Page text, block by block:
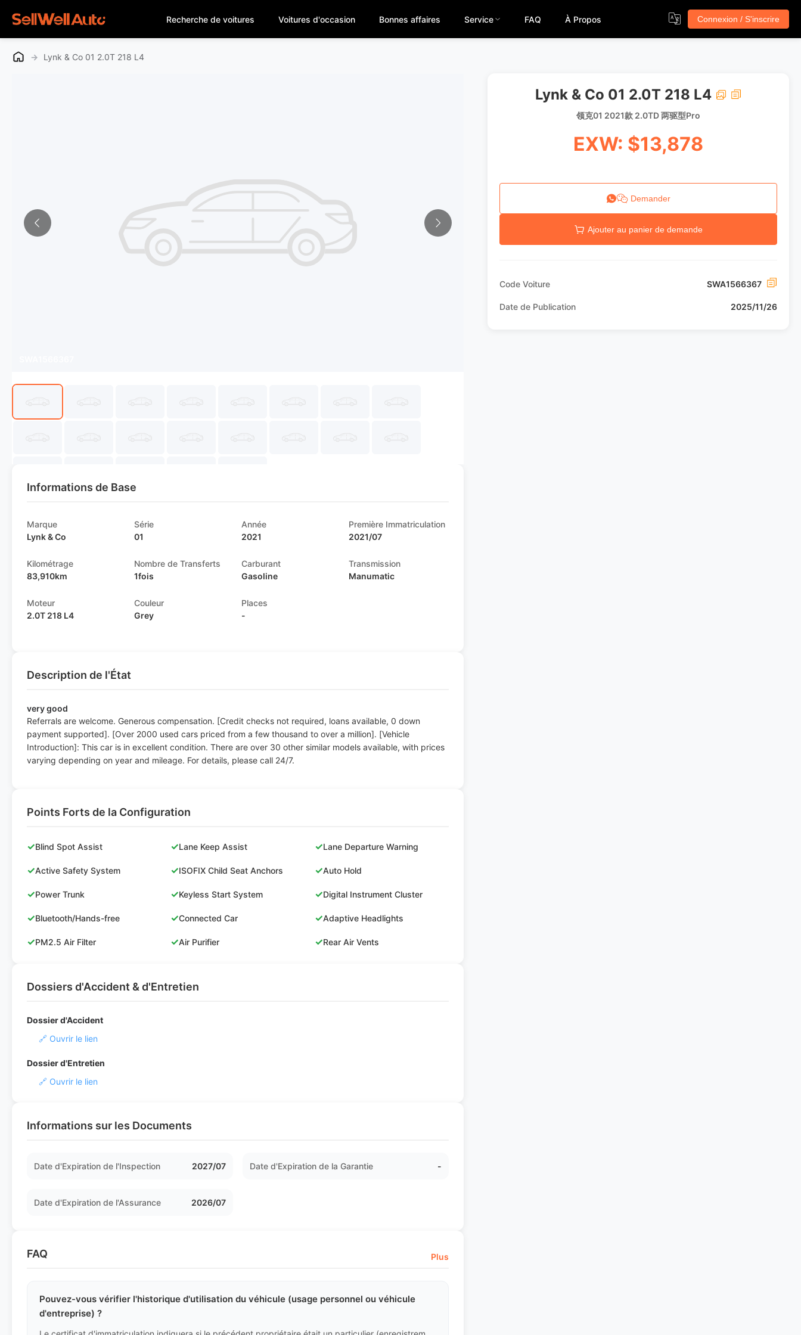
Recherche de voitures Voitures d'occasion Bonnes affaires Service FAQ À Propos Connexion / S'inscrire
→ Lynk & Co 01 2.0T 218 L4
Informations de Base
Marque
Lynk & Co
Série
01
Année
2021
Première Immatriculation
2021/07
Kilométrage
83,910km
Nombre de Transferts
1fois
Carburant
Gasoline
Transmission
Manumatic
Moteur
2.0T 218 L4
Couleur
Grey
Places
-
Description de l'État
very good
Referrals are welcome. Generous compensation. [Credit checks not required, loans available, 0 down
payment supported]. [Over 2000 used cars priced from a few thousand to over a million]. [Vehicle
Introduction]: This car is in excellent condition. There are over 30 other similar models available, with prices
varying depending on year and mileage. For details, please call 24/7.
Points Forts de la Configuration
✓Blind Spot Assist ✓Lane Keep Assist ✓Lane Departure Warning
✓Active Safety System ✓ISOFIX Child Seat Anchors ✓Auto Hold
✓Power Trunk ✓Keyless Start System ✓Digital Instrument Cluster
✓Bluetooth/Hands-free ✓Connected Car ✓Adaptive Headlights
✓PM2.5 Air Filter ✓Air Purifier ✓Rear Air Vents
Dossiers d'Accident & d'Entretien
Dossier d'Accident
🔗 Ouvrir le lien
Dossier d'Entretien
🔗 Ouvrir le lien
Informations sur les Documents
Date d'Expiration de l'Inspection 2027/07 Date d'Expiration de la Garantie -
Date d'Expiration de l'Assurance 2026/07
FAQ Plus
Pouvez-vous vérifier l'historique d'utilisation du véhicule (usage personnel ou véhicule
d'entreprise) ?
Lynk & Co 01 2.0T 218 L4
领克01 2021款 2.0TD 两驱型Pro
EXW: $13,878
Demander
Ajouter au panier de demande
Code Voiture SWA1566367
Date de Publication 2025/11/26